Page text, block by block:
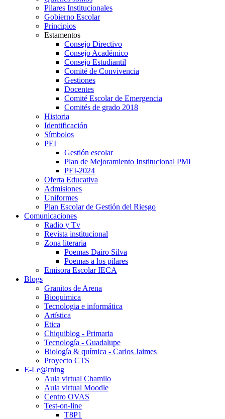
Pilares Institucionales
Gobierno Escolar
Principios
Estamentos
Consejo Directivo
Consejo Académico
Consejo Estudiantil
Comité de Convivencia
Gestiones
Docentes
Comité Escolar de Emergencia
Comités de grado 2018
Historia
Identificación
Símbolos
PEI
Gestión escolar
Plan de Mejoramiento Institucional PMI
PEI-2024
Oferta Educativa
Admisiones
Uniformes
Plan Escolar de Gestión del Riesgo
Comunicaciones
Radio y Tv
Revista institucional
Zona literaria
Poemas Dairo Silva
Poemas a los pilares
Emisora Escolar IECA
Blogs
Granitos de Arena
Bioquimica
Tecnologia e informática
Artística
Etica
Chiquiblog - Primaria
Tecnología - Guadalupe
Biología & química - Carlos Jaimes
Proyecto CTS
E-Le@rning
Aula virtual Chamilo
Aula virtual Moodle
Centro OVAS
Test-on-line
T8P1